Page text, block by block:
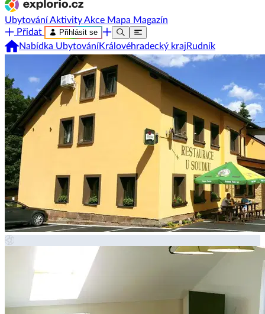
UbytováníAktivityAkce Mapa Magazín
Přidat
Přihlásit se
Nabídka UbytováníKrálovéhradecký kraj Rudník